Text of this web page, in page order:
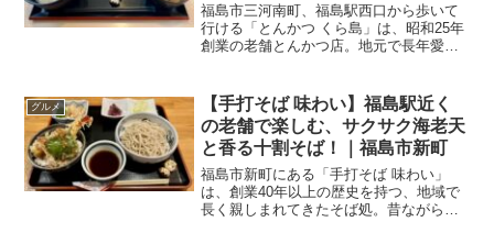
福島市三河南町、福島駅西口から歩いて
行ける「とんかつ くら島」は、昭和25年
創業の老舗とんかつ店。地元で長年愛さ
お店です。今回は平日限定の「ヒレカツ
ランチ」をいただいてき...
グルメ
【手打そば 味わい】福島駅近く
の老舗で楽しむ、サクサク海老天
と香る十割そば！｜福島市新町
福島市新町にある「手打そば 味わい」
は、創業40年以上の歴史を持つ、地域で
長く親しまれてきたそば処。昔ながらの